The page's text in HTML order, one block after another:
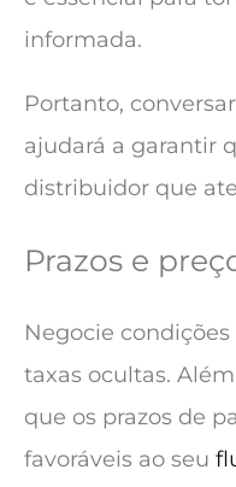
informada.
Portanto,
ajudará a garantir
distribuidor que
Prazos e
Negocie
taxas ocultas.
que os prazos de
favoráveis ao seu